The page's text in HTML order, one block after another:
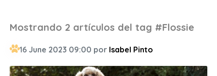
Mostrando 2 artículos del tag #Flossie
16 June 2023 09:00 por Isabel Pinto